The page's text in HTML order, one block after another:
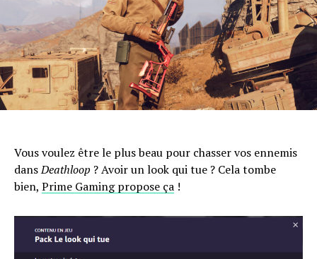
Vous voulez être le plus beau pour chasser vos ennemis
dansDeathloop ? Avoir un look qui tue ? Cela tombe
bien, Prime Gaming propose ça !